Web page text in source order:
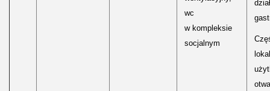
wc
w kompleksie
socjalnym